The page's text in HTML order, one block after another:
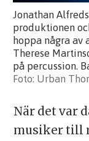
Jonathan
produktionen
hoppa några av
Therese
på percussion.
Urban
När det var
musiker till